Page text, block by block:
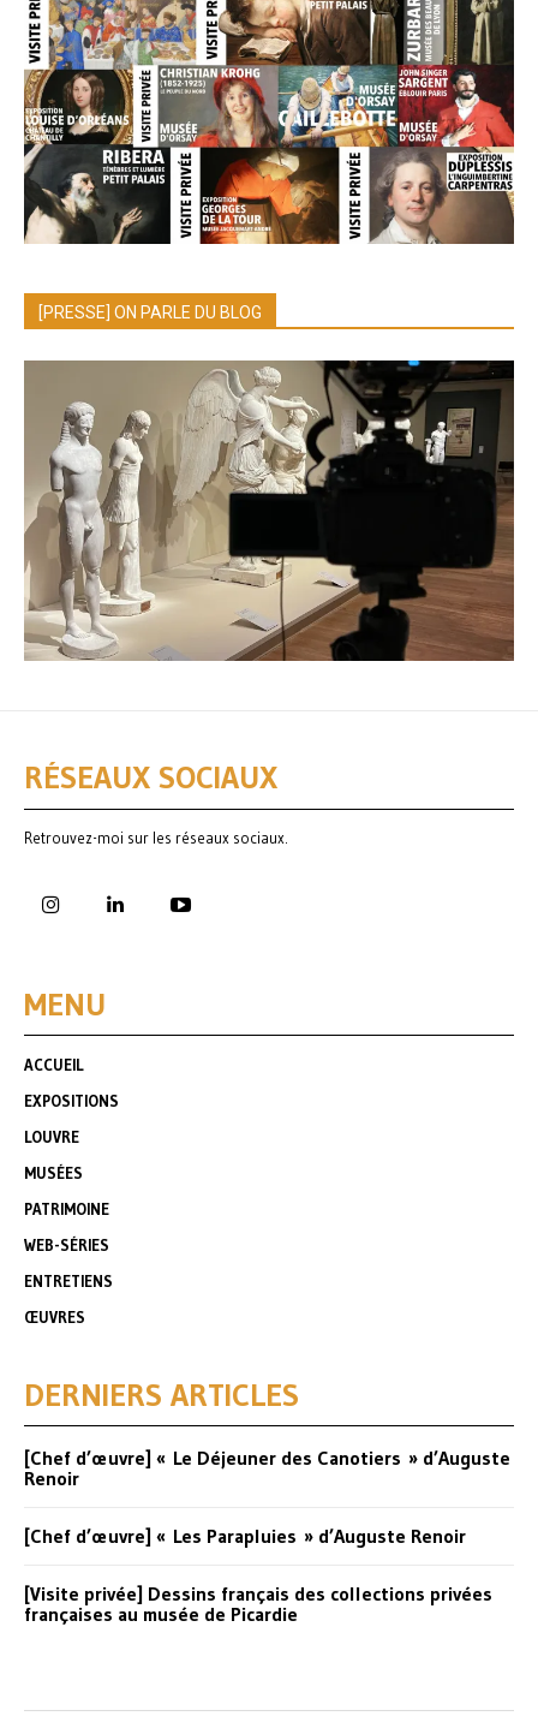
[PRESSE] ON PARLE DU BLOG
RÉSEAUX SOCIAUX
Retrouvez-moi sur les réseaux sociaux.
MENU
ACCUEIL
EXPOSITIONS
LOUVRE
MUSÉES
PATRIMOINE
WEB-SÉRIES
ENTRETIENS
ŒUVRES
DERNIERS ARTICLES
[Chef d’œuvre] « Le Déjeuner des Canotiers » d’Auguste
Renoir
[Chef d’œuvre] « Les Parapluies » d’Auguste Renoir
[Visite privée] Dessins français des collections privées
françaises au musée de Picardie